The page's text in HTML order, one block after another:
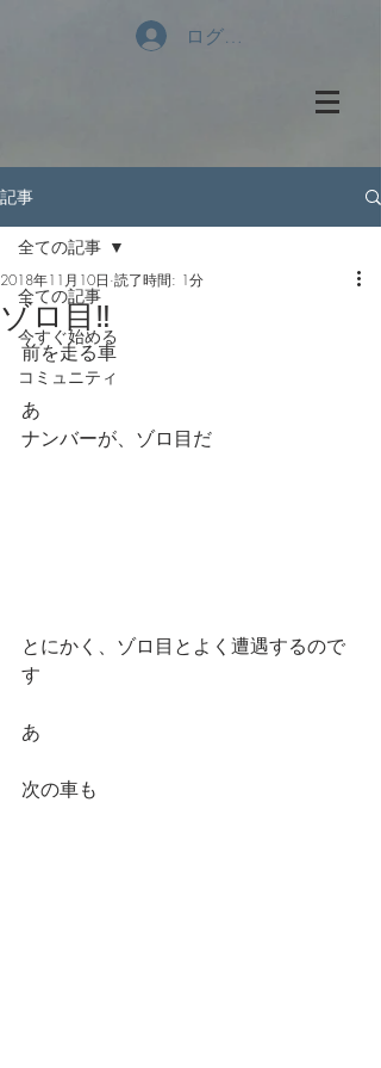
ログイン
記事
全ての記事
今すぐ始める
コミュニティ
全ての記事
ゾロ目‼️
2018年11月10日 読了時間: 1分
前を走る車
あ
ナンバーが、ゾロ目だ
とにかく、ゾロ目とよく遭遇するので
す
あ
次の車も